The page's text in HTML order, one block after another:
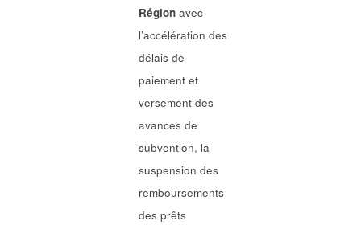
Région avec
l’accélération des
délais de
paiement et
versement des
avances de
subvention, la
suspension des
remboursements
des prêts